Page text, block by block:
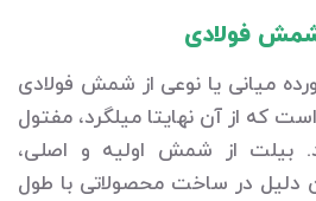
شمش فولادی
میانی یا نوعی از شمش فولادی
که از آن نهایتا میلگرد، مفتول
بیلت از شمش اولیه و اصلی،
دلیل در ساخت محصولاتی با طول